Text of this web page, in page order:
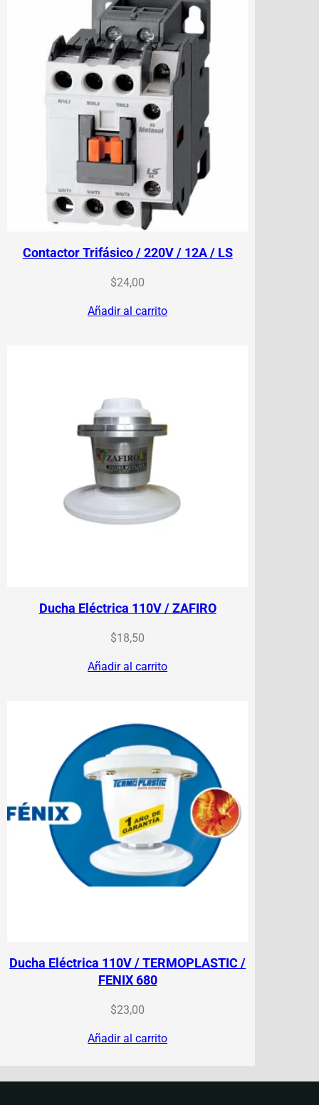
Contactor Trifásico / 220V / 12A / LS
$24,00
Añadir al carrito
Ducha Eléctrica 110V / ZAFIRO
$18,50
Añadir al carrito
Ducha Eléctrica 110V / TERMOPLASTIC /
FENIX 680
$23,00
Añadir al carrito